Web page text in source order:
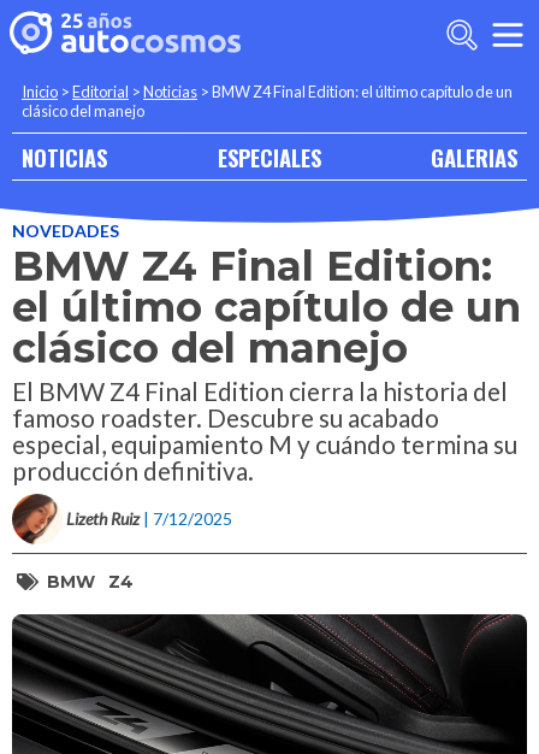
Inicio >Editorial >Noticias >BMW Z4 Final Edition: el último capítulo de un
clásico del manejo
NOTICIAS ESPECIALES GALERIAS
NOVEDADES
BMW Z4 Final Edition:
el último capítulo de un
clásico del manejo
El BMW Z4 Final Edition cierra la historia del
famoso roadster. Descubre su acabado
especial, equipamiento M y cuándo termina su
producción definitiva.
Lizeth Ruiz | 7/12/2025
BMW Z4